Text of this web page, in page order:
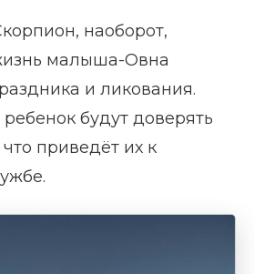
наоборот,
малыша-Овна
и ликования.
будут доверять
приведёт их к